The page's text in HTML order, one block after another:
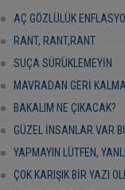
AÇ GÖZLÜLÜK
RANT, RANT,RANT
SUÇA SÜRÜKLEMEYİN
MAVRADAN GERİ
BAKALIM NE ÇIKACAK?
GÜZEL İNSANLAR VAR
YAPMAYIN LÜTFEN,
ÇOK KARIŞIK BİR YAZI